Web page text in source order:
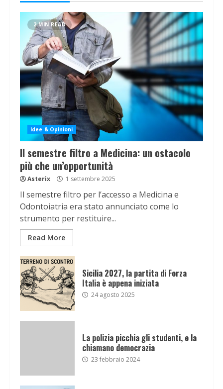
2 MIN READ
Idee & Opinioni
Il semestre filtro a Medicina: un ostacolo
più che un’opportunità
Asterix 1 settembre 2025
Il semestre filtro per l’accesso a Medicina e
Odontoiatria era stato annunciato come lo
strumento per restituire...
Read More
Sicilia 2027, la partita di Forza
Italia è appena iniziata
24 agosto 2025
La polizia picchia gli studenti, e la
chiamano democrazia
23 febbraio 2024